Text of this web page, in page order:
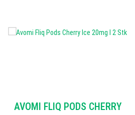
AVOMI FLIQ PODS CHERRY